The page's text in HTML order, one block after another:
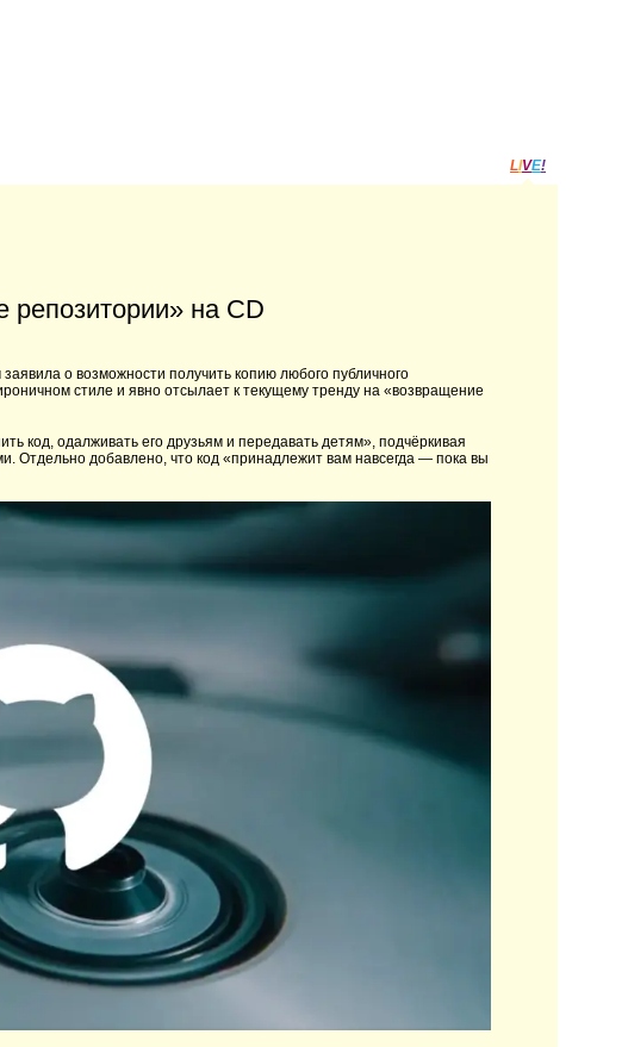
LIVE!
на CD
о возможности получить копию любого публичного
стиле и явно отсылает к текущему тренду на «возвращение
код, одалживать его друзьям и передавать детям», подчёркивая
Отдельно добавлено, что код «принадлежит вам навсегда — пока вы